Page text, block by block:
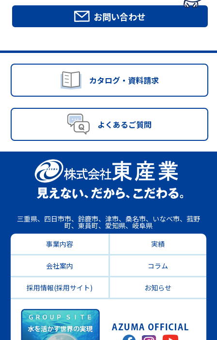
お問い合わせ
カタログ・資料請求
よくあるご質問
三重県、四日市市、鈴鹿市、津市、桑名市、いなべ市、菰野
町、東員町、愛知県、岐阜県
事業内容
実績
会社案内 コラム
採用情報(採用サイト) お知らせ